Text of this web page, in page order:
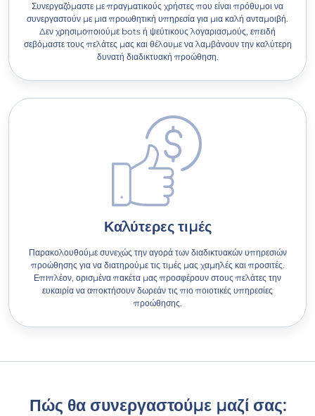
Συνεργαζόμαστε με πραγματικούς χρήστες που είναι πρόθυμοι να
συνεργαστούν με μια προωθητική υπηρεσία για μια καλή ανταμοιβή.
Δεν χρησιμοποιούμε bots ή ψεύτικους λογαριασμούς, επειδή
σεβόμαστε τους πελάτες μας και θέλουμε να λαμβάνουν την καλύτερη
δυνατή διαδικτυακή προώθηση.
Καλύτερες τιμές
Παρακολουθούμε συνεχώς την αγορά των διαδικτυακών υπηρεσιών
προώθησης για να διατηρούμε τις τιμές μας χαμηλές και προσιτές.
Επιπλέον, ορισμένα πακέτα μας προσφέρουν στους πελάτες την
ευκαιρία να αποκτήσουν δωρεάν τις πιο ποιοτικές υπηρεσίες
προώθησης.
Πώς θα συνεργαστούμε μαζί σας: